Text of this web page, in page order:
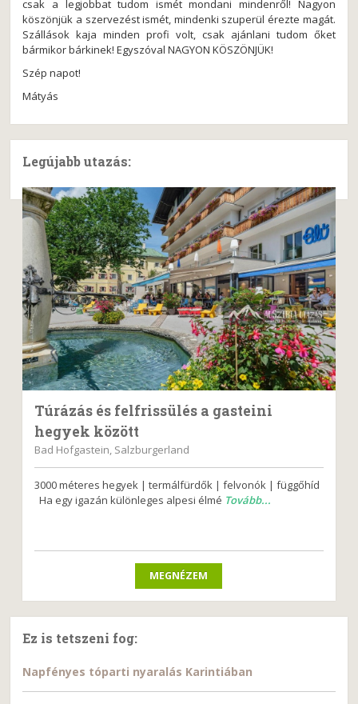
csak a legjobbat tudom ismét mondani mindenről! Nagyon
köszönjük a szervezést ismét, mindenki szuperül érezte magát.
Szállások kaja minden profi volt, csak ajánlani tudom őket
bármikor bárkinek! Egyszóval NAGYON KÖSZÖNJÜK!
Szép napot!
Mátyás
Legújabb utazás:
Túrázás és felfrissülés a gasteini
hegyek között
Bad Hofgastein, Salzburgerland
3000 méteres hegyek | termálfürdők | felvonók | függőhíd
Ha egy igazán különleges alpesi élmé Tovább...
MEGNÉZEM
Ez is tetszeni fog:
Napfényes tóparti nyaralás Karintiában